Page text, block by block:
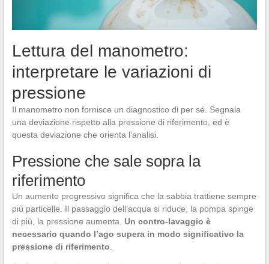
Lettura del manometro:
interpretare le variazioni di
pressione
Il manometro non fornisce un diagnostico di per sé. Segnala
una deviazione rispetto alla pressione di riferimento, ed è
questa deviazione che orienta l’analisi.
Pressione che sale sopra la
riferimento
Un aumento progressivo significa che la sabbia trattiene sempre
più particelle. Il passaggio dell’acqua si riduce, la pompa spinge
di più, la pressione aumenta. Un contro-lavaggio è
necessario quando l’ago supera in modo significativo la
pressione di riferimento